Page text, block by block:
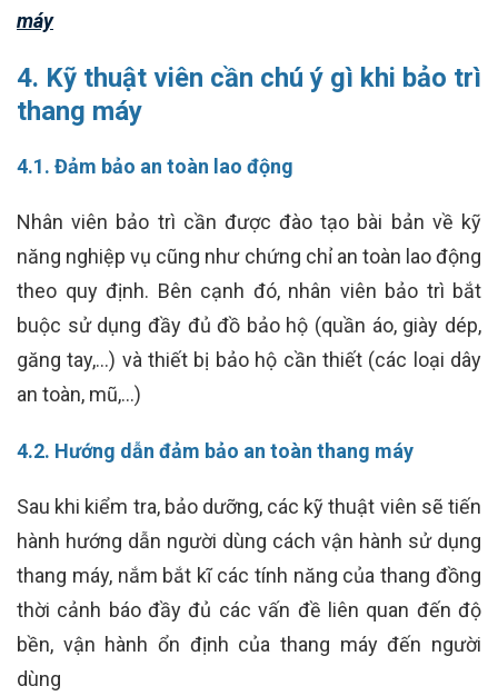
máy
4. Kỹ thuật viên cần chú ý gì khi bảo trì
thang máy
4.1. Đảm bảo an toàn lao động
Nhân viên bảo trì cần được đào tạo bài bản về kỹ
năng nghiệp vụ cũng như chứng chỉ an toàn lao động
theo quy định. Bên cạnh đó, nhân viên bảo trì bắt
buộc sử dụng đầy đủ đồ bảo hộ (quần áo, giày dép,
găng tay,…) và thiết bị bảo hộ cần thiết (các loại dây
an toàn, mũ,…)
4.2. Hướng dẫn đảm bảo an toàn thang máy
Sau khi kiểm tra, bảo dưỡng, các kỹ thuật viên sẽ tiến
hành hướng dẫn người dùng cách vận hành sử dụng
thang máy, nắm bắt kĩ các tính năng của thang đồng
thời cảnh báo đầy đủ các vấn đề liên quan đến độ
bền, vận hành ổn định của thang máy đến người
dùng